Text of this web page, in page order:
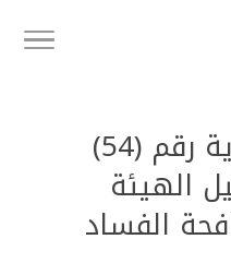
قرار رئيس الجمهورية رقم (54)
الهيئة
الفساد